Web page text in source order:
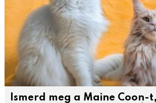
Ismerd meg a Maine Coon-